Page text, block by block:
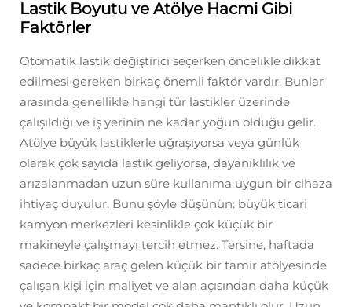
Lastik Boyutu ve Atölye Hacmi Gibi
Faktörler
Otomatik lastik değiştirici seçerken öncelikle dikkat
edilmesi gereken birkaç önemli faktör vardır. Bunlar
arasında genellikle hangi tür lastikler üzerinde
çalışıldığı ve iş yerinin ne kadar yoğun olduğu gelir.
Atölye büyük lastiklerle uğraşıyorsa veya günlük
olarak çok sayıda lastik geliyorsa, dayanıklılık ve
arızalanmadan uzun süre kullanıma uygun bir cihaza
ihtiyaç duyulur. Bunu şöyle düşünün: büyük ticari
kamyon merkezleri kesinlikle çok küçük bir
makineyle çalışmayı tercih etmez. Tersine, haftada
sadece birkaç araç gelen küçük bir tamir atölyesinde
çalışan kişi için maliyet ve alan açısından daha küçük